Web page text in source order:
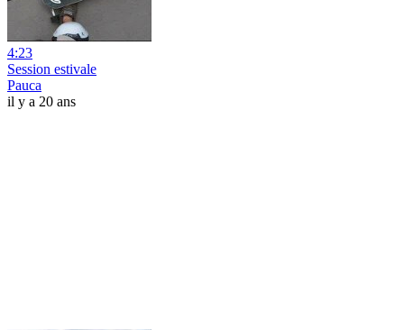
4:23
Session estivale
Pauca
il y a 20 ans